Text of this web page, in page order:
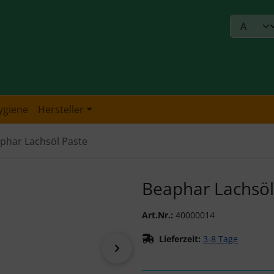
Hersteller
Lachsöl Paste
Beaphar
Art.Nr.: 40000014
Lieferzeit: 3-8 Tage